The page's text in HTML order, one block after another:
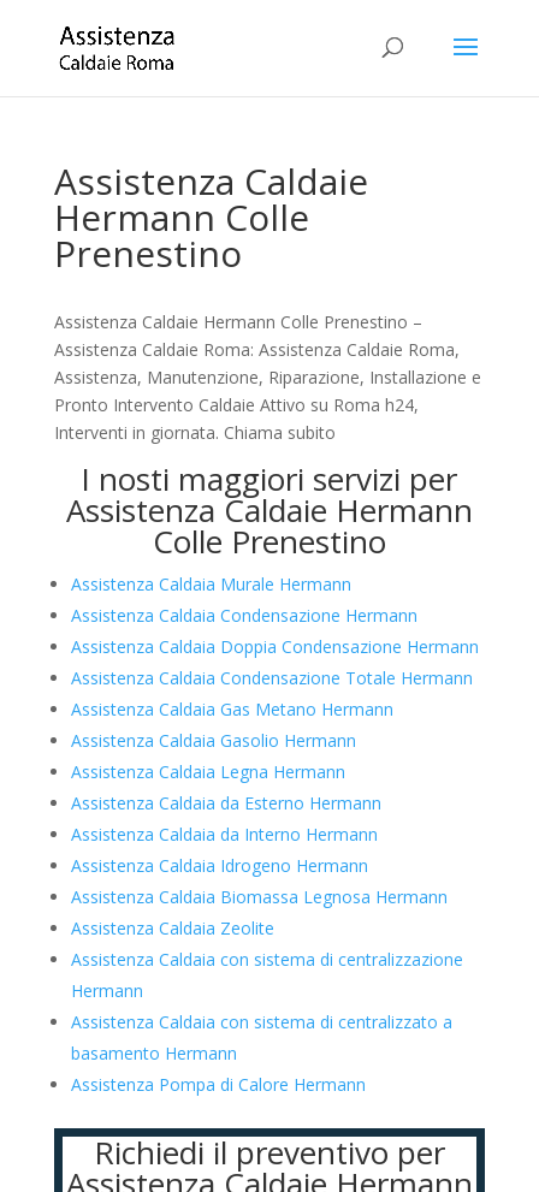
Assistenza Caldaie
Hermann Colle
Prenestino
Assistenza Caldaie Hermann Colle Prenestino –
Assistenza Caldaie Roma: Assistenza Caldaie Roma,
Assistenza, Manutenzione, Riparazione, Installazione e
Pronto Intervento Caldaie Attivo su Roma h24,
Interventi in giornata. Chiama subito
I nosti maggiori servizi per
Assistenza Caldaie Hermann
Colle Prenestino
Assistenza Caldaia Murale Hermann
Assistenza Caldaia Condensazione Hermann
Assistenza Caldaia Doppia Condensazione Hermann
Assistenza Caldaia Condensazione Totale Hermann
Assistenza Caldaia Gas Metano Hermann
Assistenza Caldaia Gasolio Hermann
Assistenza Caldaia Legna Hermann
Assistenza Caldaia da Esterno Hermann
Assistenza Caldaia da Interno Hermann
Assistenza Caldaia Idrogeno Hermann
Assistenza Caldaia Biomassa Legnosa Hermann
Assistenza Caldaia Zeolite
Assistenza Caldaia con sistema di centralizzazione
Hermann
Assistenza Caldaia con sistema di centralizzato a
basamento Hermann
Assistenza Pompa di Calore Hermann
Richiedi il preventivo per